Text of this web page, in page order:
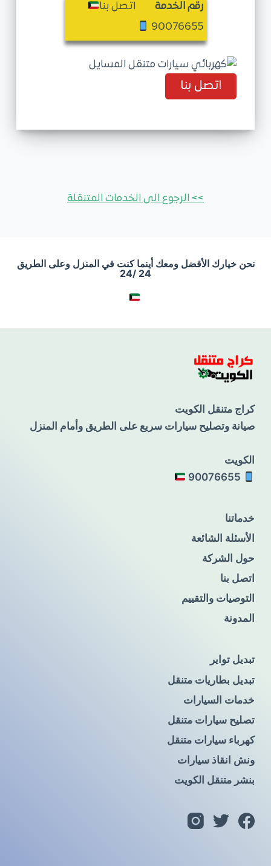
رقم الخدمة
اتصل بنا
90076655
اتصل بنا
>> الرجوع الى الخدمات المتنقلة
نحن خيارك الأفضل ومعك أينما كنت في المنزل وعلى الطريق
24 /24
كراج متنقل الكويت
صيانة وتصليح سيارات سريع على الطريق وأمام المنزل
الكويت
خدماتنا
الأسئلة الشائعة
حول الشركة
اتصل بنا
التوصيات والتقييم
المدونة
تبديل تواير
تبديل بطاريات متنقل
خدمات السيارات
تصليح سيارات متنقل
كهرباء سيارات متنقل
ونش انقاذ سيارات
بنشر متنقل الكويت